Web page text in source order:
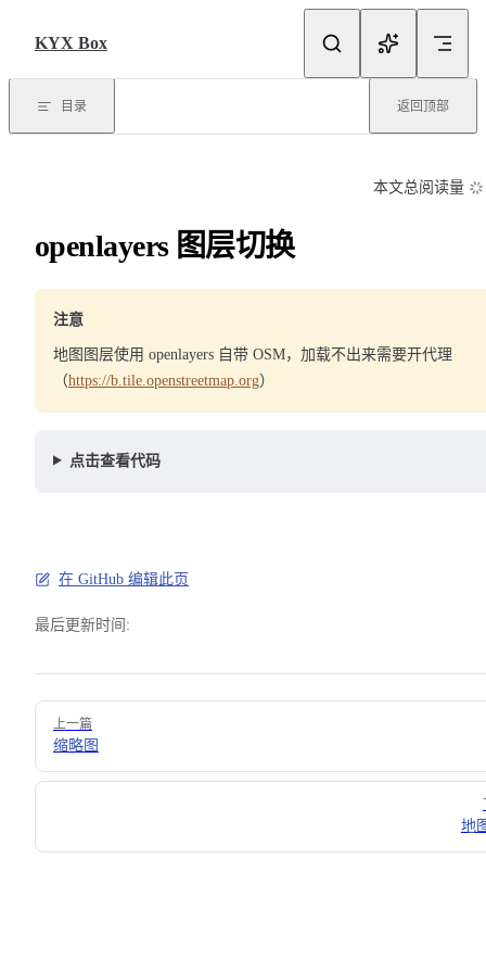
KYX Box
目录 返回顶部
本文总阅读量
openlayers 图层切换
注意
地图图层使用 openlayers 自带 OSM，加载不出来需要开代理
（https://b.tile.openstreetmap.org）
点击查看代码
在 GitHub 编辑此页
最后更新时间:
Pager
上一篇
缩略图
地